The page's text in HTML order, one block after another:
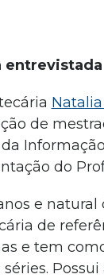
entrevistada
de
do
e natural
de
e tem